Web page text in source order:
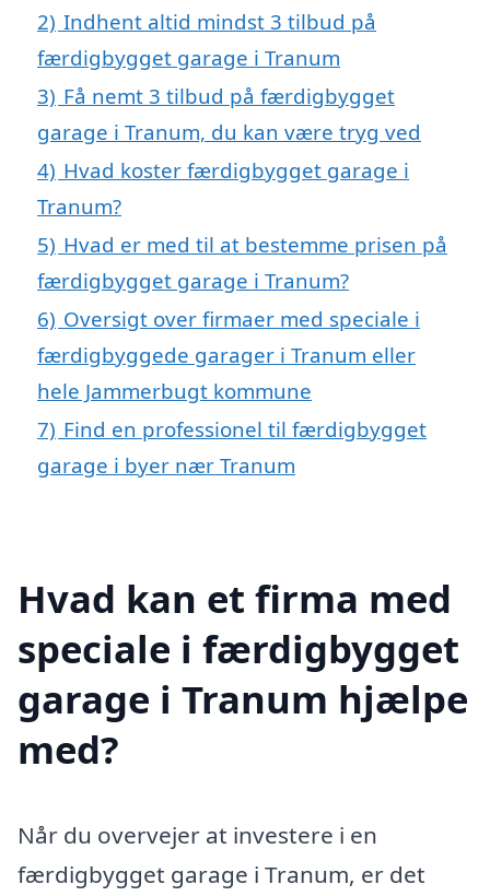
2) Indhent altid mindst 3 tilbud på
færdigbygget garage i Tranum
3) Få nemt 3 tilbud på færdigbygget
garage i Tranum, du kan være tryg ved
4) Hvad koster færdigbygget garage i
Tranum?
5) Hvad er med til at bestemme prisen på
færdigbygget garage i Tranum?
6) Oversigt over firmaer med speciale i
færdigbyggede garager i Tranum eller
hele Jammerbugt kommune
7) Find en professionel til færdigbygget
garage i byer nær Tranum
Hvad kan et firma med
speciale i færdigbygget
garage i Tranum hjælpe
med?
Når du overvejer at investere i en
færdigbygget garage i Tranum, er det